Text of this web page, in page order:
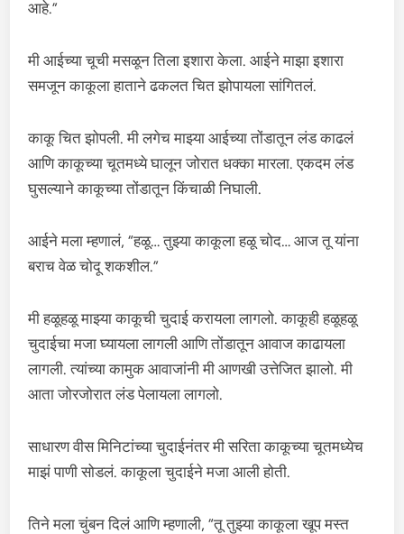
आहे.”
मी आईच्या चूची मसळून तिला इशारा केला. आईने माझा इशारा
समजून काकूला हाताने ढकलत चित झोपायला सांगितलं.
काकू चित झोपली. मी लगेच माझ्या आईच्या तोंडातून लंड काढलं
आणि काकूच्या चूतमध्ये घालून जोरात धक्का मारला. एकदम लंड
घुसल्याने काकूच्या तोंडातून किंचाळी निघाली.
आईने मला म्हणालं, “हळू… तुझ्या काकूला हळू चोद… आज तू यांना
बराच वेळ चोदू शकशील.”
मी हळूहळू माझ्या काकूची चुदाई करायला लागलो. काकूही हळूहळू
चुदाईचा मजा घ्यायला लागली आणि तोंडातून आवाज काढायला
लागली. त्यांच्या कामुक आवाजांनी मी आणखी उत्तेजित झालो. मी
आता जोरजोरात लंड पेलायला लागलो.
साधारण वीस मिनिटांच्या चुदाईनंतर मी सरिता काकूच्या चूतमध्येच
माझं पाणी सोडलं. काकूला चुदाईने मजा आली होती.
तिने मला चुंबन दिलं आणि म्हणाली, “तू तुझ्या काकूला खूप मस्त